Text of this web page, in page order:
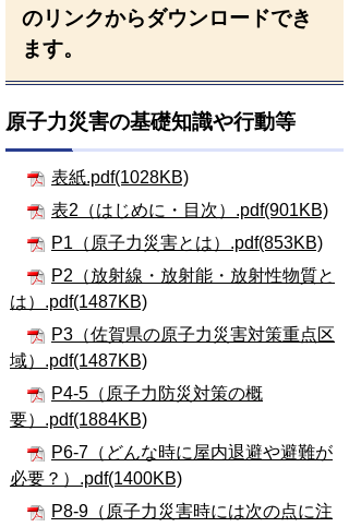
のリンクからダウンロードでき
ます。
原子力災害の基礎知識や行動等
表紙.pdf(1028KB)
表2（はじめに・目次）.pdf(901KB)
P1（原子力災害とは）.pdf(853KB)
P2（放射線・放射能・放射性物質と
は）.pdf(1487KB)
P3（佐賀県の原子力災害対策重点区
域）.pdf(1487KB)
P4-5（原子力防災対策の概
要）.pdf(1884KB)
P6-7（どんな時に屋内退避や避難が
必要？）.pdf(1400KB)
P8-9（原子力災害時には次の点に注